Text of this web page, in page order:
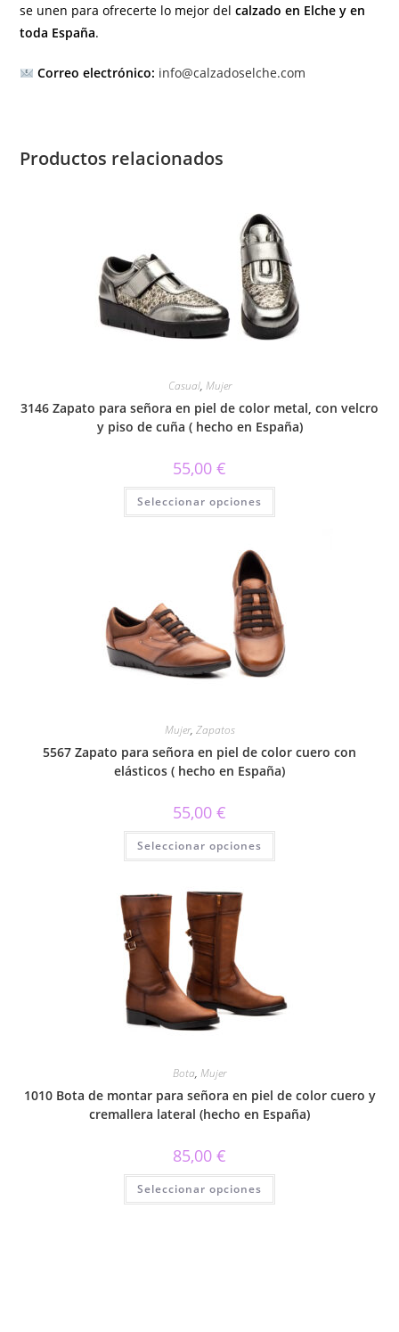
se unen para ofrecerte lo mejor delcalzado en Elche y en
toda España.
Correo electrónico: info@calzadoselche.com
Productos relacionados
Casual, Mujer
3146 Zapato para señora en piel de color metal, con velcro
y piso de cuña ( hecho en España)
55,00 €
Seleccionar opciones
Este
tiene
pueden
elegir
en
la
página
de
producto
Mujer, Zapatos
5567 Zapato para señora en piel de color cuero con
elásticos ( hecho en España)
55,00 €
Seleccionar opciones
Este
tiene
de
producto
Bota, Mujer
1010 Bota de montar para señora en piel de color cuero y
cremallera lateral (hecho en España)
85,00 €
Seleccionar opciones
Este
tiene